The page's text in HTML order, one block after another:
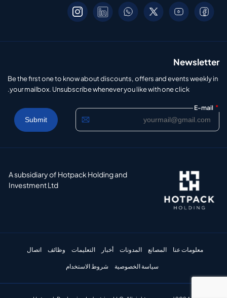
Newsletter
Be the first one to know about discounts, offers and events weekly in
your mailbox. Unsubscribe whenever you like with one click.
E-mail *
A subsidiary of Hotpack Holding and
Investment Ltd
معلومات عنا المصانع المدونات أخبار التعليمات وظائف اتصال
سياسة الخصوصية شروط الاستخدام